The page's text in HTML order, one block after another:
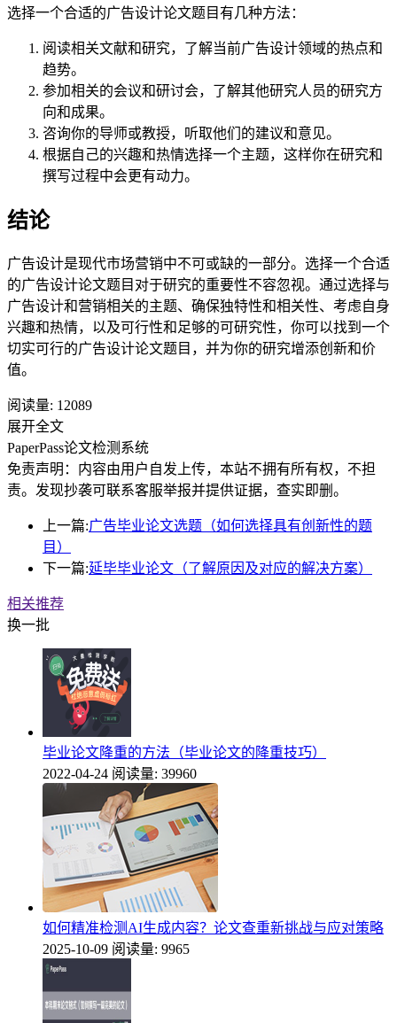
选择一个合适的广告设计论文题目有几种方法：
阅读相关文献和研究，了解当前广告设计领域的热点和
趋势。
参加相关的会议和研讨会，了解其他研究人员的研究方
向和成果。
咨询你的导师或教授，听取他们的建议和意见。
根据自己的兴趣和热情选择一个主题，这样你在研究和
撰写过程中会更有动力。
结论
广告设计是现代市场营销中不可或缺的一部分。选择一个合适
的广告设计论文题目对于研究的重要性不容忽视。通过选择与
广告设计和营销相关的主题、确保独特性和相关性、考虑自身
兴趣和热情，以及可行性和足够的可研究性，你可以找到一个
切实可行的广告设计论文题目，并为你的研究增添创新和价
值。
阅读量: 12089
展开全文
PaperPass论文检测系统
免责声明：内容由用户自发上传，本站不拥有所有权，不担
责。发现抄袭可联系客服举报并提供证据，查实即删。
上一篇:广告毕业论文选题（如何选择具有创新性的题
目）
下一篇:延毕毕业论文（了解原因及对应的解决方案）
相关推荐
换一批
毕业论文降重的方法（毕业论文的降重技巧）
2022-04-24 阅读量: 39960
如何精准检测AI生成内容？论文查重新挑战与应对策略
2025-10-09 阅读量: 9965